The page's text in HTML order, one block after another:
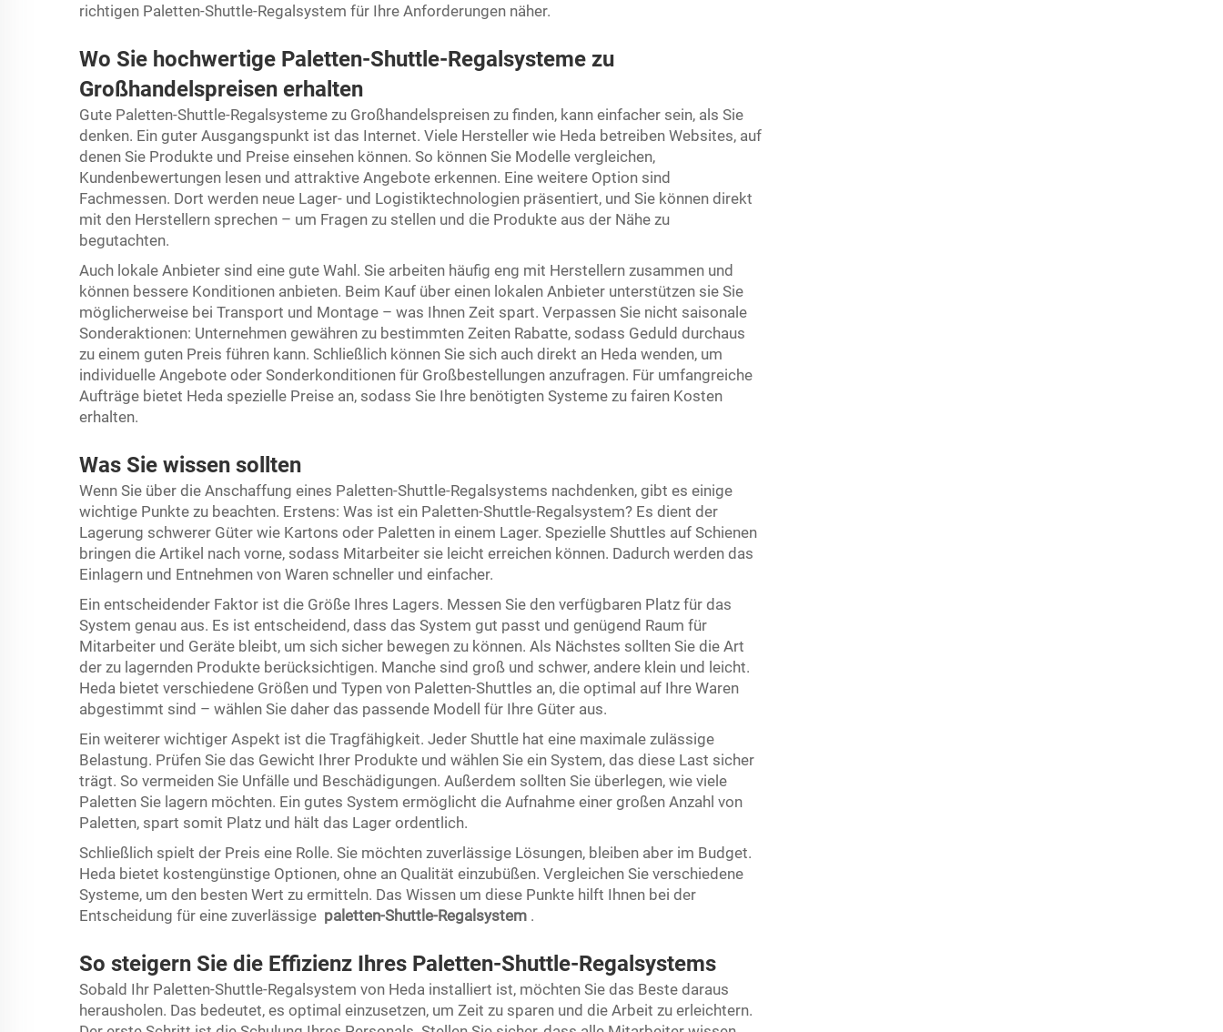
richtigen Paletten-Shuttle-Regalsystem für Ihre Anforderungen näher.
Wo Sie hochwertige Paletten-Shuttle-Regalsysteme zu
Großhandelspreisen erhalten
Gute Paletten-Shuttle-Regalsysteme zu Großhandelspreisen zu finden, kann einfacher sein, als Sie
denken. Ein guter Ausgangspunkt ist das Internet. Viele Hersteller wie Heda betreiben Websites, auf
denen Sie Produkte und Preise einsehen können. So können Sie Modelle vergleichen,
Kundenbewertungen lesen und attraktive Angebote erkennen. Eine weitere Option sind
Fachmessen. Dort werden neue Lager- und Logistiktechnologien präsentiert, und Sie können direkt
mit den Herstellern sprechen – um Fragen zu stellen und die Produkte aus der Nähe zu
begutachten.
Auch lokale Anbieter sind eine gute Wahl. Sie arbeiten häufig eng mit Herstellern zusammen und
können bessere Konditionen anbieten. Beim Kauf über einen lokalen Anbieter unterstützen sie Sie
möglicherweise bei Transport und Montage – was Ihnen Zeit spart. Verpassen Sie nicht saisonale
Sonderaktionen: Unternehmen gewähren zu bestimmten Zeiten Rabatte, sodass Geduld durchaus
zu einem guten Preis führen kann. Schließlich können Sie sich auch direkt an Heda wenden, um
individuelle Angebote oder Sonderkonditionen für Großbestellungen anzufragen. Für umfangreiche
Aufträge bietet Heda spezielle Preise an, sodass Sie Ihre benötigten Systeme zu fairen Kosten
erhalten.
Was Sie wissen sollten
Wenn Sie über die Anschaffung eines Paletten-Shuttle-Regalsystems nachdenken, gibt es einige
wichtige Punkte zu beachten. Erstens: Was ist ein Paletten-Shuttle-Regalsystem? Es dient der
Lagerung schwerer Güter wie Kartons oder Paletten in einem Lager. Spezielle Shuttles auf Schienen
bringen die Artikel nach vorne, sodass Mitarbeiter sie leicht erreichen können. Dadurch werden das
Einlagern und Entnehmen von Waren schneller und einfacher.
Ein entscheidender Faktor ist die Größe Ihres Lagers. Messen Sie den verfügbaren Platz für das
System genau aus. Es ist entscheidend, dass das System gut passt und genügend Raum für
Mitarbeiter und Geräte bleibt, um sich sicher bewegen zu können. Als Nächstes sollten Sie die Art
der zu lagernden Produkte berücksichtigen. Manche sind groß und schwer, andere klein und leicht.
Heda bietet verschiedene Größen und Typen von Paletten-Shuttles an, die optimal auf Ihre Waren
abgestimmt sind – wählen Sie daher das passende Modell für Ihre Güter aus.
Ein weiterer wichtiger Aspekt ist die Tragfähigkeit. Jeder Shuttle hat eine maximale zulässige
Belastung. Prüfen Sie das Gewicht Ihrer Produkte und wählen Sie ein System, das diese Last sicher
trägt. So vermeiden Sie Unfälle und Beschädigungen. Außerdem sollten Sie überlegen, wie viele
Paletten Sie lagern möchten. Ein gutes System ermöglicht die Aufnahme einer großen Anzahl von
Paletten, spart somit Platz und hält das Lager ordentlich.
Schließlich spielt der Preis eine Rolle. Sie möchten zuverlässige Lösungen, bleiben aber im Budget.
Heda bietet kostengünstige Optionen, ohne an Qualität einzubüßen. Vergleichen Sie verschiedene
Systeme, um den besten Wert zu ermitteln. Das Wissen um diese Punkte hilft Ihnen bei der
Entscheidung für eine zuverlässige paletten-Shuttle-Regalsystem .
So steigern Sie die Effizienz Ihres Paletten-Shuttle-Regalsystems
Sobald Ihr Paletten-Shuttle-Regalsystem von Heda installiert ist, möchten Sie das Beste daraus
herausholen. Das bedeutet, es optimal einzusetzen, um Zeit zu sparen und die Arbeit zu erleichtern.